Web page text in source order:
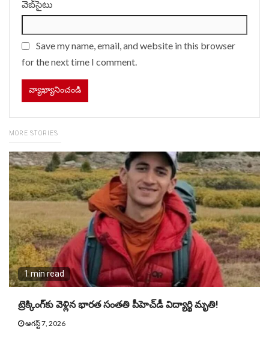
వెబ్‌సైటు
Save my name, email, and website in this browser
for the next time I comment.
MORE STORIES
1 min read
ట్రెక్కింగ్‌కు వెళ్లిన భార‌త సంత‌తి పీహెచ్‌డీ విద్యార్థి మృతి!
ఆగస్ట్ 7, 2026